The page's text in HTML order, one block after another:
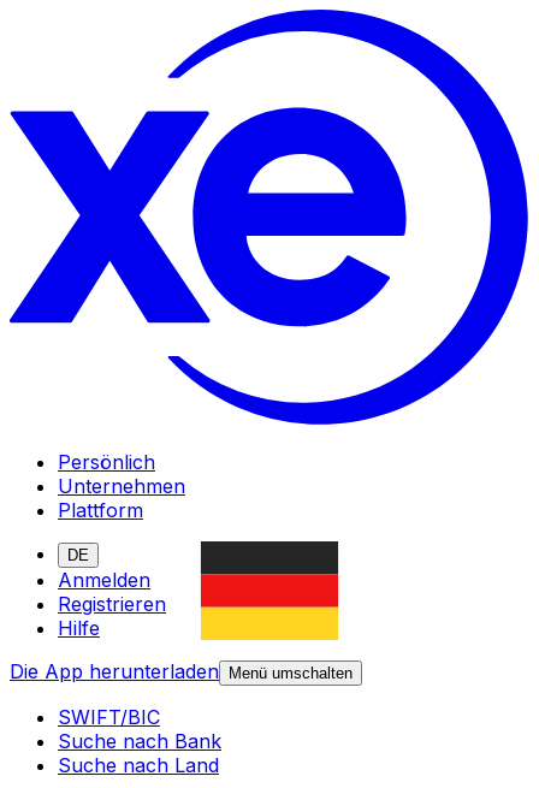
Persönlich
Unternehmen
Plattform
DE
Anmelden
Registrieren
Hilfe
Die App herunterladen
Menü umschalten
SWIFT/BIC
Suche nach Bank
Suche nach Land